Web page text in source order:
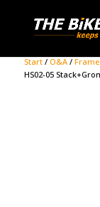
Start/ O&A/
HS02-05